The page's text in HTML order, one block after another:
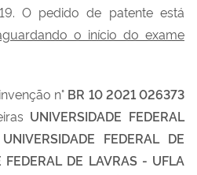
O pedido de patente está
o início do exame
n° BR 10 2021 026373
UNIVERSIDADE FEDERAL
FEDERAL DE
FEDERAL DE LAVRAS - UFLA